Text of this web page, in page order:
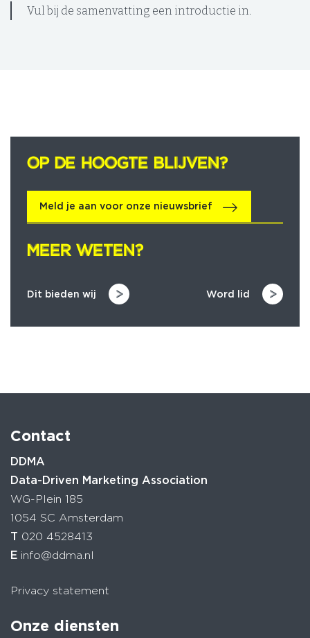
Vul bij de samenvatting een introductie in.
OP DE HOOGTE BLIJVEN?
OP DE HOOGTE BLIJVEN?
Meld je aan voor onze nieuwsbrief
MEER WETEN?
MEER WETEN?
Dit bieden wij Word lid
Contact
DDMA
Data-Driven Marketing Association
WG-Plein 185
1054 SC Amsterdam
T 020 4528413
E info@ddma.nl
Privacy statement
Onze diensten